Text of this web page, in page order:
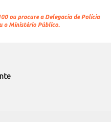
ou procure a Delegacia de Polícia
o Ministério Público.